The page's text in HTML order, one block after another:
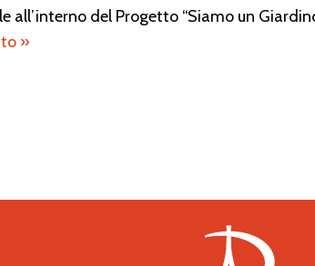
all’interno del Progetto “Siamo un
»